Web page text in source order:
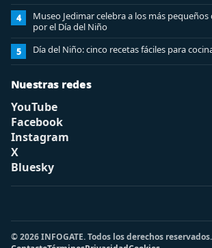
4
Museo Jedimar celebra a los más
por el Día del Niño
5 Día del Niño: cinco recetas fáciles para
Nuestras redes
YouTube
Facebook
Instagram
X
Bluesky
© 2026 INFOGATE. Todos los derechos reservados.